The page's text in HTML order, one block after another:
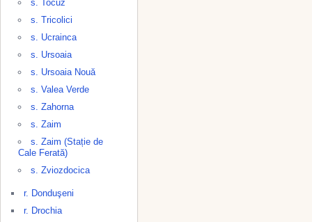
s. Tocuz
s. Tricolici
s. Ucrainca
s. Ursoaia
s. Ursoaia Nouă
s. Valea Verde
s. Zahorna
s. Zaim
s. Zaim (Stație de
Cale Ferată)
s. Zviozdocica
r. Donduşeni
r. Drochia